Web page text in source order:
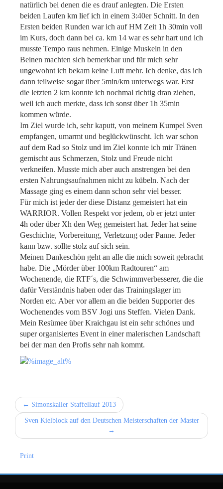
natürlich bei denen die es drauf anlegten. Die Ersten
beiden Laufen km lief ich in einem 3:40er Schnitt. In den
Ersten beiden Runden war ich auf HM Zeit 1h 30min voll
im Kurs, doch dann bei ca. km 14 war es sehr hart und ich
musste Tempo raus nehmen. Einige Muskeln in den
Beinen machten sich bemerkbar und für mich sehr
ungewohnt ich bekam keine Luft mehr. Ich denke, das ich
dann teilweise sogar über 5min/km unterwegs war. Erst
die letzten 2 km konnte ich nochmal richtig dran ziehen,
weil ich auch merkte, dass ich sonst über 1h 35min
kommen würde.
Im Ziel wurde ich, sehr kaputt, von meinem Kumpel Sven
empfangen, umarmt und beglückwünscht. Ich war schon
auf dem Rad so Stolz und im Ziel konnte ich mir Tränen
gemischt aus Schmerzen, Stolz und Freude nicht
verkneifen. Musste mich aber auch anstrengen bei den
ersten Nahrungsaufnahmen nicht zu kübeln. Nach der
Massage ging es einem dann schon sehr viel besser.
Für mich ist jeder der diese Distanz gemeistert hat ein
WARRIOR. Vollen Respekt vor jedem, ob er jetzt unter
4h oder über Xh den Weg gemeistert hat. Jeder hat seine
Geschichte, Vorbereitung, Verletzung oder Panne. Jeder
kann bzw. sollte stolz auf sich sein.
Meinen Dankeschön geht an alle die mich soweit gebracht
habe. Die „Mörder über 100km Radtouren“ am
Wochenende, die RTF´s, die Schwimmverbesserer, die die
dafür Verständnis haben oder das Trainingslager im
Norden etc. Aber vor allem an die beiden Supporter des
Wochenendes vom BSV Jogi uns Steffen. Vielen Dank.
Mein Resümee über Kraichgau ist ein sehr schönes und
super organisiertes Event in einer malerischen Landschaft
bei der man den Profis sehr nah kommt.
← Simonskaller Staffellauf 2013
Sven Kielblock auf den Deutschen Meisterschaften der Master
→
Print